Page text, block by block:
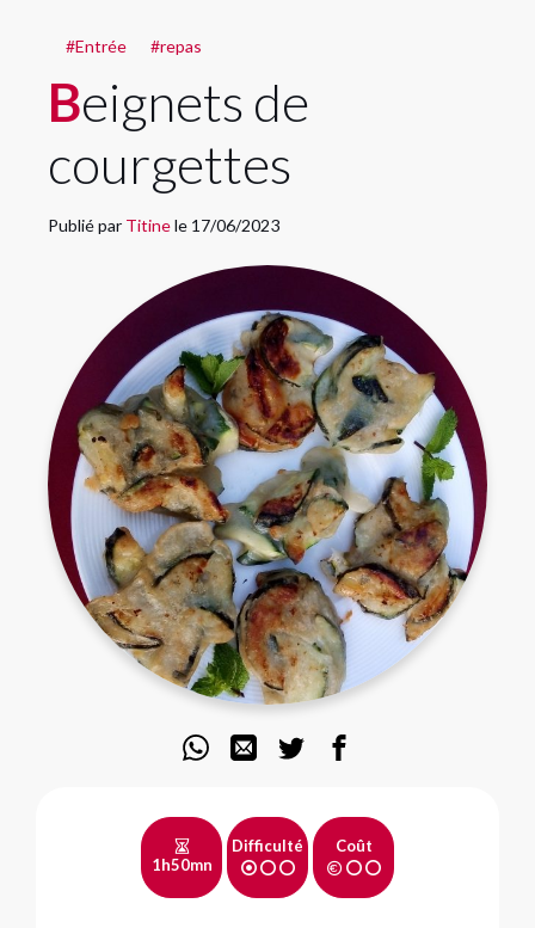
#Entrée #repas
Beignets de
courgettes
Publié par Titinele 17/06/2023
1h50mn
Difficulté Coût